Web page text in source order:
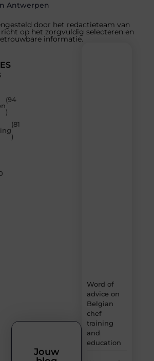
Antwerpen
door het redactieteam van
richt op het zorgvuldig selecteren en
informatie.
(94
)
(81
)
Word of
advice on
Belgian
chef
training
and
education
Jouw